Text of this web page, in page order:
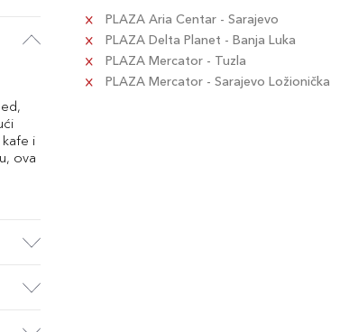
i
ova
PLAZA Aria Centar - Sarajevo
PLAZA Delta Planet - Banja Luka
PLAZA Mercator - Tuzla
PLAZA Mercator - Sarajevo Ložionička